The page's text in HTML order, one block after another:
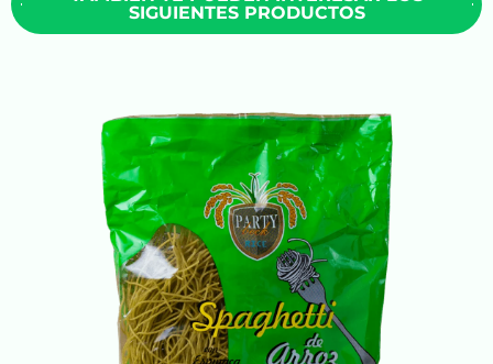
SIGUIENTES PRODUCTOS